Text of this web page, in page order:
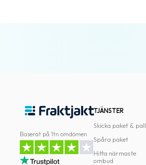
Baserat på 1tn omdömen
TJÄNSTER
Skicka paket & pall
Spåra paket
Hitta närmaste
ombud